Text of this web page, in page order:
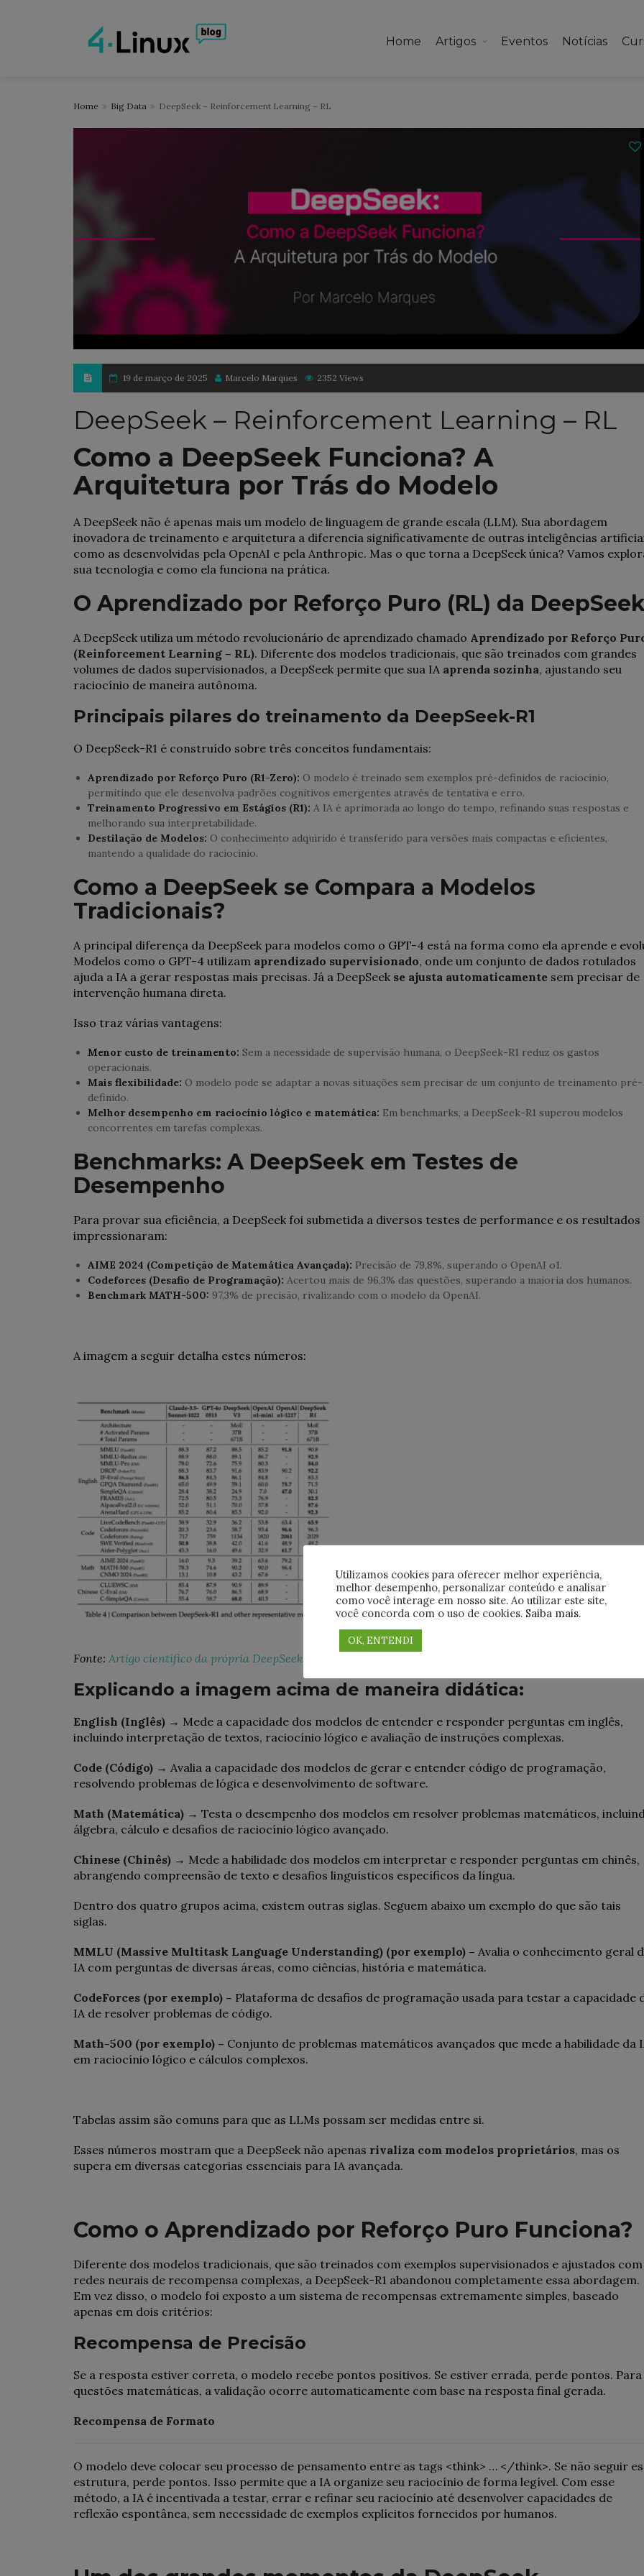
Home Artigos Eventos Notícias
Home Big Data DeepSeek – Reinforcement Learning – RL
19 de março de 2025 Marcelo Marques 2352 Views
DeepSeek – Reinforcement Learning – RL
Como a DeepSeek Funciona? A
Arquitetura por Trás do Modelo
A DeepSeek não é apenas mais um modelo de linguagem de grande escala (LLM). Sua abordagem
inovadora de treinamento e arquitetura a diferencia significativamente de outras inteligências
como as desenvolvidas pela OpenAI e pela Anthropic. Mas o que torna a DeepSeek única? Vamos
sua tecnologia e como ela funciona na prática.
O Aprendizado por Reforço Puro (RL) da
A DeepSeek utiliza um método revolucionário de aprendizado chamado Aprendizado por Reforço
(Reinforcement Learning – RL). Diferente dos modelos tradicionais, que são treinados com grandes
volumes de dados supervisionados, a DeepSeek permite que sua IA aprenda sozinha, ajustando seu
raciocínio de maneira autônoma.
Principais pilares do treinamento da DeepSeek-R1
O DeepSeek-R1 é construído sobre três conceitos fundamentais:
Aprendizado por Reforço Puro (R1-Zero): O modelo é treinado sem exemplos pré-definidos de raciocínio,
permitindo que ele desenvolva padrões cognitivos emergentes através de tentativa e erro.
Treinamento Progressivo em Estágios (R1): A IA é aprimorada ao longo do tempo, refinando suas respostas e
melhorando sua interpretabilidade.
Destilação de Modelos: O conhecimento adquirido é transferido para versões mais compactas e eficientes,
mantendo a qualidade do raciocínio.
Como a DeepSeek se Compara a Modelos
Tradicionais?
A principal diferença da DeepSeek para modelos como o GPT-4 está na forma como ela aprende e
Modelos como o GPT-4 utilizam aprendizado supervisionado, onde um conjunto de dados rotulados
ajuda a IA a gerar respostas mais precisas. Já a DeepSeek se ajusta automaticamente sem precisar de
intervenção humana direta.
Isso traz várias vantagens:
Menor custo de treinamento: Sem a necessidade de supervisão humana, o DeepSeek-R1 reduz os gastos
operacionais.
Mais flexibilidade: O modelo pode se adaptar a novas situações sem precisar de um conjunto de treinamento pré-
definido.
Melhor desempenho em raciocínio lógico e matemática: Em benchmarks, a DeepSeek-R1 superou modelos
concorrentes em tarefas complexas.
Benchmarks: A DeepSeek em Testes de
Desempenho
Para provar sua eficiência, a DeepSeek foi submetida a diversos testes de performance e os resultados
impressionaram:
AIME 2024 (Competição de Matemática Avançada): Precisão de 79,8%, superando o OpenAI o1.
Codeforces (Desafio de Programação): Acertou mais de 96,3% das questões, superando a maioria dos humanos.
Benchmark MATH-500: 97,3% de precisão, rivalizando com o modelo da OpenAI.
A imagem a seguir detalha estes números:
Fonte: Artigo científico da própria DeepSeek
Explicando a imagem acima de maneira didática:
English (Inglês) → Mede a capacidade dos modelos de entender e responder perguntas em inglês,
incluindo interpretação de textos, raciocínio lógico e avaliação de instruções complexas.
Code (Código) → Avalia a capacidade dos modelos de gerar e entender código de programação,
resolvendo problemas de lógica e desenvolvimento de software.
Math (Matemática) → Testa o desempenho dos modelos em resolver problemas matemáticos,
álgebra, cálculo e desafios de raciocínio lógico avançado.
Chinese (Chinês) → Mede a habilidade dos modelos em interpretar e responder perguntas em chinês,
abrangendo compreensão de texto e desafios linguísticos específicos da língua.
Dentro dos quatro grupos acima, existem outras siglas. Seguem abaixo um exemplo do que são tais
siglas.
MMLU (Massive Multitask Language Understanding) (por exemplo) – Avalia o conhecimento geral
IA com perguntas de diversas áreas, como ciências, história e matemática.
CodeForces (por exemplo) – Plataforma de desafios de programação usada para testar a capacidade
IA de resolver problemas de código.
Math-500 (por exemplo) – Conjunto de problemas matemáticos avançados que mede a habilidade da
em raciocínio lógico e cálculos complexos.
Tabelas assim são comuns para que as LLMs possam ser medidas entre si.
Esses números mostram que a DeepSeek não apenas rivaliza com modelos proprietários, mas os
supera em diversas categorias essenciais para IA avançada.
Como o Aprendizado por Reforço Puro Funciona?
Diferente dos modelos tradicionais, que são treinados com exemplos supervisionados e ajustados com
redes neurais de recompensa complexas, a DeepSeek-R1 abandonou completamente essa abordagem.
Em vez disso, o modelo foi exposto a um sistema de recompensas extremamente simples, baseado
apenas em dois critérios:
Recompensa de Precisão
Se a resposta estiver correta, o modelo recebe pontos positivos. Se estiver errada, perde pontos. Para
questões matemáticas, a validação ocorre automaticamente com base na resposta final gerada.
Recompensa de Formato
O modelo deve colocar seu processo de pensamento entre as tags <think> … </think>. Se não seguir
estrutura, perde pontos. Isso permite que a IA organize seu raciocínio de forma legível. Com esse
método, a IA é incentivada a testar, errar e refinar seu raciocínio até desenvolver capacidades de
reflexão espontânea, sem necessidade de exemplos explícitos fornecidos por humanos.
Utilizamos cookies para oferecer melhor experiência,
melhor desempenho, personalizar conteúdo e analisar
como você interage em nosso site. Ao utilizar este site,
você concorda com o uso de cookies. Saiba mais.
OK, ENTENDI